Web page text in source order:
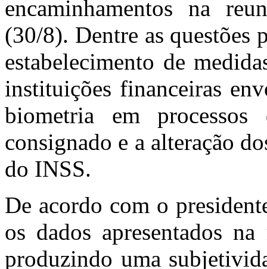
encaminhamentos na
(30/8). Dentre as questões
estabelecimento de
instituições financeiras
biometria em processos
consignado e a alteração
do INSS.
De acordo com o
os dados apresentados
produzindo uma